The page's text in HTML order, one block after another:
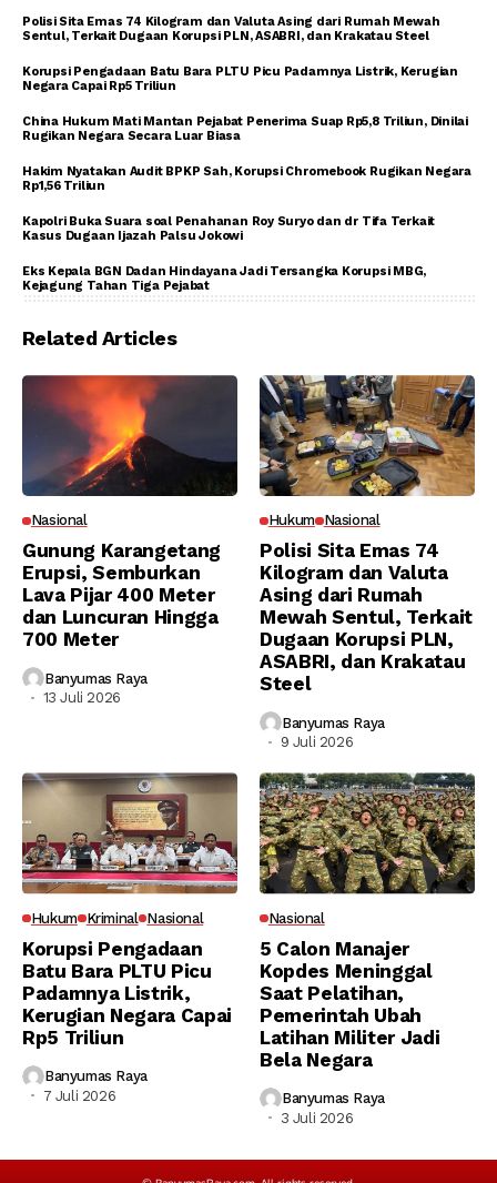
Polisi Sita Emas 74 Kilogram dan Valuta Asing dari Rumah Mewah
Sentul, Terkait Dugaan Korupsi PLN, ASABRI, dan Krakatau Steel
Korupsi Pengadaan Batu Bara PLTU Picu Padamnya Listrik, Kerugian
Negara Capai Rp5 Triliun
China Hukum Mati Mantan Pejabat Penerima Suap Rp5,8 Triliun, Dinilai
Rugikan Negara Secara Luar Biasa
Hakim Nyatakan Audit BPKP Sah, Korupsi Chromebook Rugikan Negara
Rp1,56 Triliun
Kapolri Buka Suara soal Penahanan Roy Suryo dan dr Tifa Terkait
Kasus Dugaan Ijazah Palsu Jokowi
Eks Kepala BGN Dadan Hindayana Jadi Tersangka Korupsi MBG,
Kejagung Tahan Tiga Pejabat
Related Articles
Nasional
Gunung Karangetang
Erupsi, Semburkan
Lava Pijar 400 Meter
dan Luncuran Hingga
700 Meter
Banyumas Raya
13 Juli 2026
Hukum Nasional
Polisi Sita Emas 74
Kilogram dan Valuta
Asing dari Rumah
Mewah Sentul, Terkait
Dugaan Korupsi PLN,
ASABRI, dan Krakatau
Steel
Banyumas Raya
9 Juli 2026
Hukum Kriminal Nasional
Korupsi Pengadaan
Batu Bara PLTU Picu
Padamnya Listrik,
Kerugian Negara Capai
Rp5 Triliun
Banyumas Raya
7 Juli 2026
Nasional
5 Calon Manajer
Kopdes Meninggal
Saat Pelatihan,
Pemerintah Ubah
Latihan Militer Jadi
Bela Negara
Banyumas Raya
3 Juli 2026